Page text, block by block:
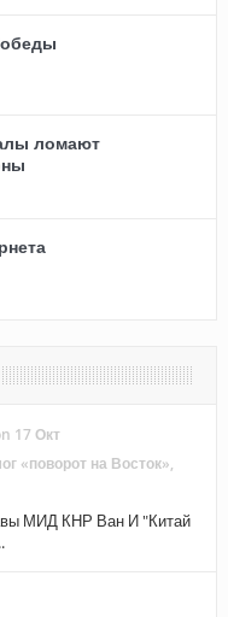
ломают
17 Окт
«поворот на Восток»,
МИД КНР Ван И "Китай